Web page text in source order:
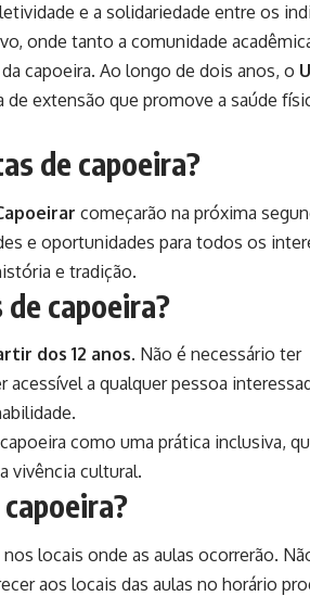
e a solidariedade entre os
onde tanto a comunidade
capoeira. Ao longo de dois anos, o
extensão que promove a saúde
de capoeira?
começarão na próxima
e oportunidades para todos os
e tradição.
capoeira?
dos 12 anos. Não é necessário ter
a qualquer pessoa
como uma prática inclusiva,
vivência cultural.
locais onde as aulas ocorrerão.
aos locais das aulas no horário